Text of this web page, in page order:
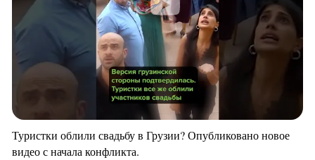
Туристки облили свадьбу в Грузии? Опубликовано новое
видео с начала конфликта.